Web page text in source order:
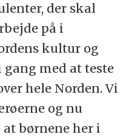
der skal
på i
kultur og
med at teste
hele Norden. Vi
og nu
børnene her i